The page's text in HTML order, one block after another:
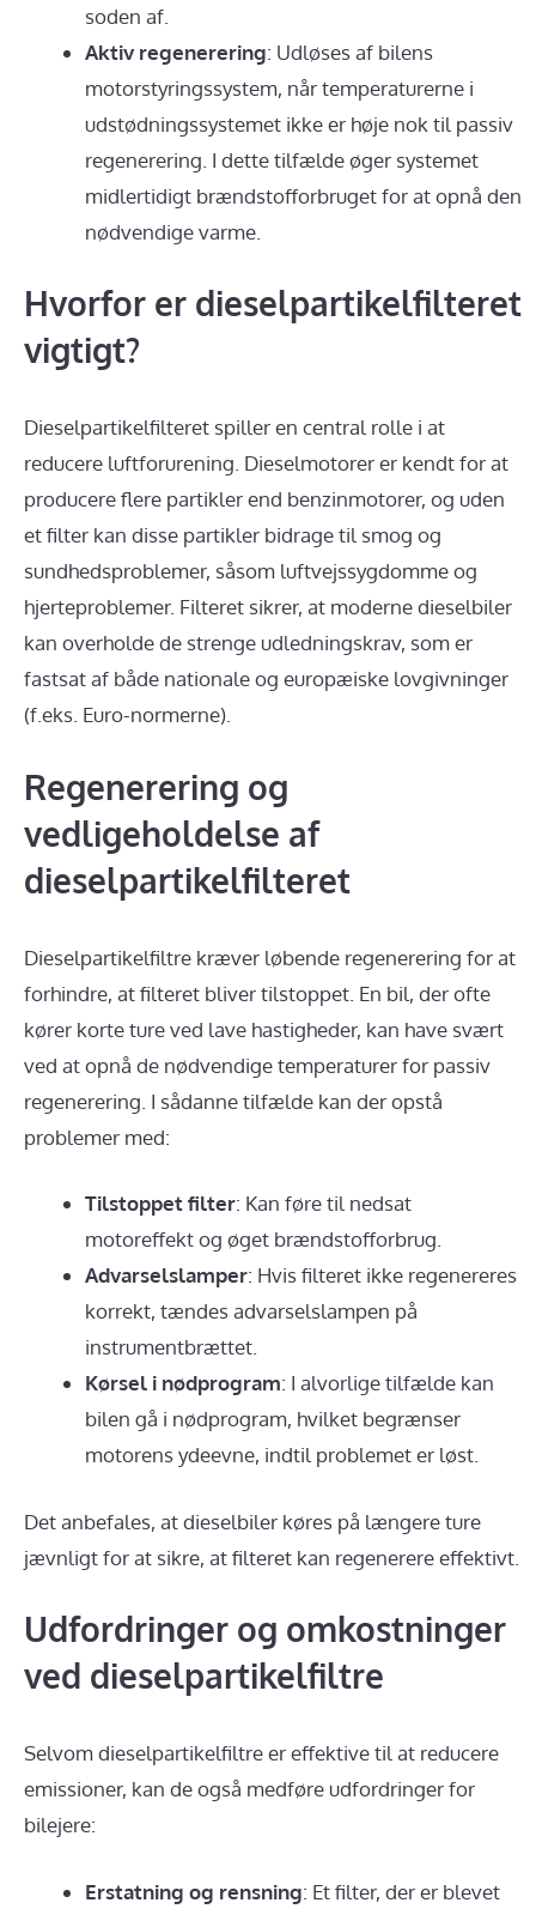
soden af.
Aktiv regenerering: Udløses af bilens
motorstyringssystem, når temperaturerne i
udstødningssystemet ikke er høje nok til passiv
regenerering. I dette tilfælde øger systemet
midlertidigt brændstofforbruget for at opnå den
nødvendige varme.
Hvorfor er dieselpartikelfilteret
vigtigt?
Dieselpartikelfilteret spiller en central rolle i at
reducere luftforurening. Dieselmotorer er kendt for at
producere flere partikler end benzinmotorer, og uden
et filter kan disse partikler bidrage til smog og
sundhedsproblemer, såsom luftvejssygdomme og
hjerteproblemer. Filteret sikrer, at moderne dieselbiler
kan overholde de strenge udledningskrav, som er
fastsat af både nationale og europæiske lovgivninger
(f.eks. Euro-normerne).
Regenerering og
vedligeholdelse af
dieselpartikelfilteret
Dieselpartikelfiltre kræver løbende regenerering for at
forhindre, at filteret bliver tilstoppet. En bil, der ofte
kører korte ture ved lave hastigheder, kan have svært
ved at opnå de nødvendige temperaturer for passiv
regenerering. I sådanne tilfælde kan der opstå
problemer med:
Tilstoppet filter: Kan føre til nedsat
motoreffekt og øget brændstofforbrug.
Advarselslamper: Hvis filteret ikke regenereres
korrekt, tændes advarselslampen på
instrumentbrættet.
Kørsel i nødprogram: I alvorlige tilfælde kan
bilen gå i nødprogram, hvilket begrænser
motorens ydeevne, indtil problemet er løst.
Det anbefales, at dieselbiler køres på længere ture
jævnligt for at sikre, at filteret kan regenerere effektivt.
Udfordringer og omkostninger
ved dieselpartikelfiltre
Selvom dieselpartikelfiltre er effektive til at reducere
emissioner, kan de også medføre udfordringer for
bilejere:
Erstatning og rensning: Et filter, der er blevet